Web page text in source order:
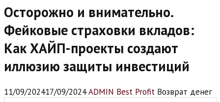
Осторожно и внимательно.
Фейковые страховки вкладов:
Как ХАЙП-проекты создают
иллюзию защиты инвестиций
11/09/202417/09/2024ADMIN Best Profit Возврат денег